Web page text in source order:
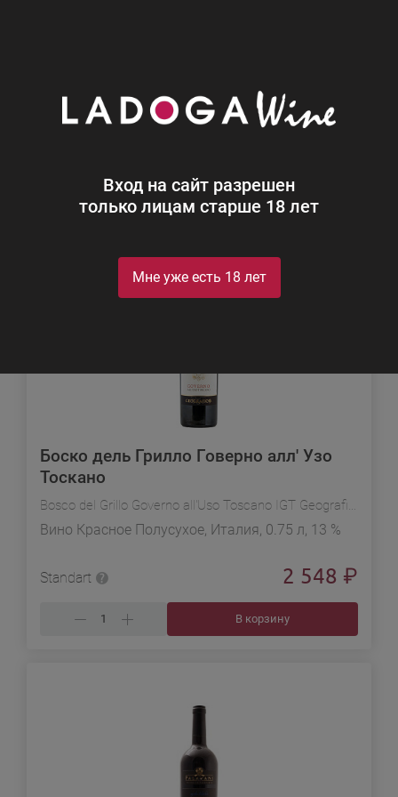
Вход на сайт разрешен
только лицам старше 18 лет
Мне уже есть 18 лет
Полусухое вино
Сортировка
Боско дель Грилло Говерно алл' Узо
Тоскано
Bosco del Grillo Governo all'Uso Toscano IGT Geografico
Вино Красное Полусухое, Италия, 0.75 л, 13 %
Standart 2 548 ₽
В корзину